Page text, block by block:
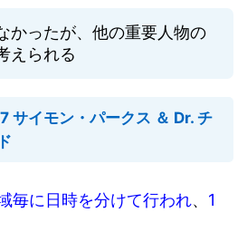
かったが、他の重要人物の
えられる
イモン・パークス ＆ Dr. チ
毎に日時を分けて行われ、 1